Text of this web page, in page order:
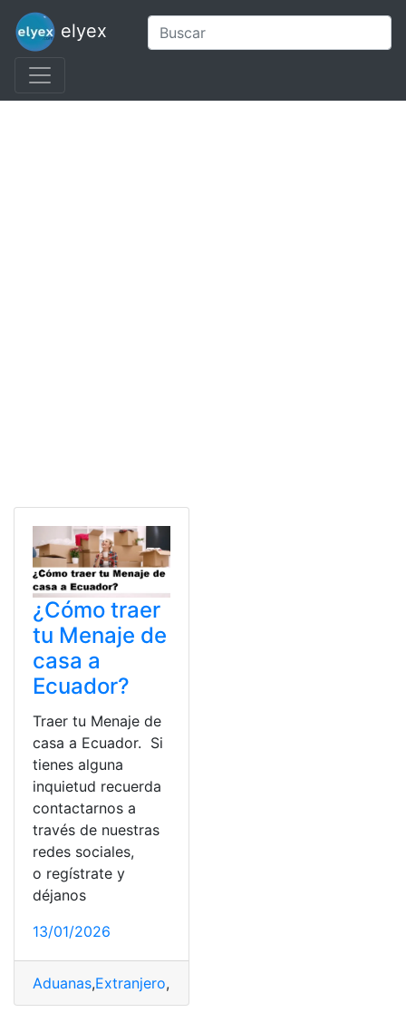
elyex
¿Cómo traer
tu Menaje de
casa a
Ecuador?
Traer tu Menaje de
casa a Ecuador. Si
tienes alguna
inquietud recuerda
contactarnos a
través de nuestras
redes sociales,
o regístrate y
déjanos
13/01/2026
Aduanas,Extranjero,